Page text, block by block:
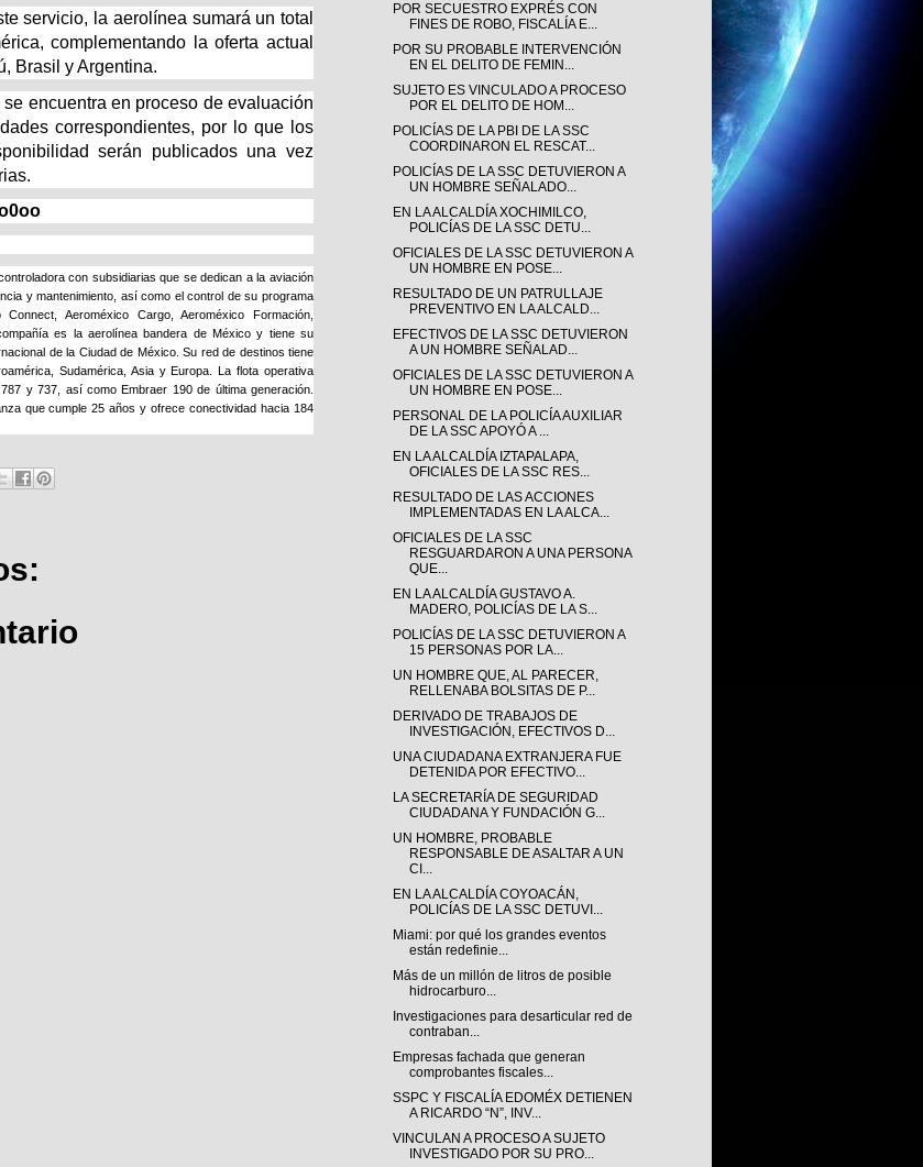
servicio, la aerolínea sumará un total
complementando la oferta actual
Brasil y Argentina.
encuentra en proceso de evaluación
correspondientes, por lo que los
serán publicados una vez
con subsidiarias que se dedican a la aviación
y mantenimiento, así como el control de su programa
Aeroméxico Cargo, Aeroméxico Formación,
es la aerolínea bandera de México y tiene su
de la Ciudad de México. Su red de destinos tiene
Sudamérica, Asia y Europa. La flota operativa
y 737, así como Embraer 190 de última generación.
que cumple 25 años y ofrece conectividad hacia 184
POR SECUESTRO EXPRÉS CON
FINES DE ROBO, FISCALÍA E...
POR SU PROBABLE INTERVENCIÓN
EN EL DELITO DE FEMIN...
SUJETO ES VINCULADO A PROCESO
POR EL DELITO DE HOM...
POLICÍAS DE LA PBI DE LA SSC
COORDINARON EL RESCAT...
POLICÍAS DE LA SSC DETUVIERON A
UN HOMBRE SEÑALADO...
EN LA ALCALDÍA XOCHIMILCO,
POLICÍAS DE LA SSC DETU...
OFICIALES DE LA SSC DETUVIERON A
UN HOMBRE EN POSE...
RESULTADO DE UN PATRULLAJE
PREVENTIVO EN LA ALCALD...
EFECTIVOS DE LA SSC DETUVIERON
A UN HOMBRE SEÑALAD...
OFICIALES DE LA SSC DETUVIERON A
UN HOMBRE EN POSE...
PERSONAL DE LA POLICÍA AUXILIAR
DE LA SSC APOYÓ A ...
EN LA ALCALDÍA IZTAPALAPA,
OFICIALES DE LA SSC RES...
RESULTADO DE LAS ACCIONES
IMPLEMENTADAS EN LA ALCA...
OFICIALES DE LA SSC
RESGUARDARON A UNA PERSONA
QUE...
EN LA ALCALDÍA GUSTAVO A.
MADERO, POLICÍAS DE LA S...
POLICÍAS DE LA SSC DETUVIERON A
15 PERSONAS POR LA...
UN HOMBRE QUE, AL PARECER,
RELLENABA BOLSITAS DE P...
DERIVADO DE TRABAJOS DE
INVESTIGACIÓN, EFECTIVOS D...
UNA CIUDADANA EXTRANJERA FUE
DETENIDA POR EFECTIVO...
LA SECRETARÍA DE SEGURIDAD
CIUDADANA Y FUNDACIÓN G...
UN HOMBRE, PROBABLE
RESPONSABLE DE ASALTAR A UN
CI...
EN LA ALCALDÍA COYOACÁN,
POLICÍAS DE LA SSC DETUVI...
Miami: por qué los grandes eventos
están redefinie...
Más de un millón de litros de posible
hidrocarburo...
Investigaciones para desarticular red de
contraban...
Empresas fachada que generan
comprobantes fiscales...
SSPC Y FISCALÍA EDOMÉX DETIENEN
A RICARDO “N”, INV...
VINCULAN A PROCESO A SUJETO
INVESTIGADO POR SU PRO...